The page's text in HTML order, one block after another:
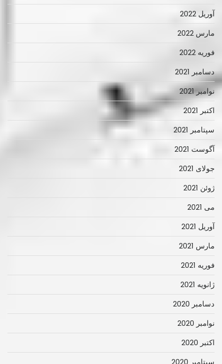
آوریل 2022
مارس 2022
فوریه 2022
دسامبر 2021
نوامبر 2021
اکتبر 2021
سپتامبر 2021
آگوست 2021
جولای 2021
ژوئن 2021
می 2021
آوریل 2021
مارس 2021
فوریه 2021
ژانویه 2021
دسامبر 2020
نوامبر 2020
اکتبر 2020
سپتامبر 2020